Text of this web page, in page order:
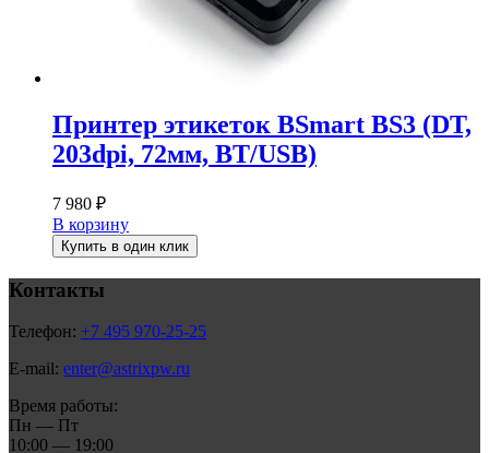
Принтер этикеток BSmart BS3 (DT,
203dpi, 72мм, BT/USB)
7 980 ₽
В корзину
Купить в один клик
Контакты
Телефон: +7 495 970-25-25
E-mail: enter@astrixpw.ru
Время работы:
Пн — Пт
10:00 — 19:00